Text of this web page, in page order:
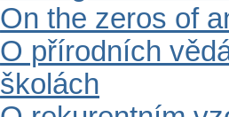
On the zeros of
O přírodních
školách